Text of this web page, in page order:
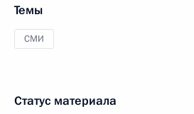
Темы
СМИ
Статус материала